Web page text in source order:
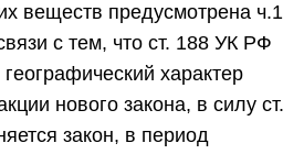
веществ предусмотрена ч.1
с тем, что ст. 188 УК РФ
характер
нового закона, в силу ст.
закон, в период